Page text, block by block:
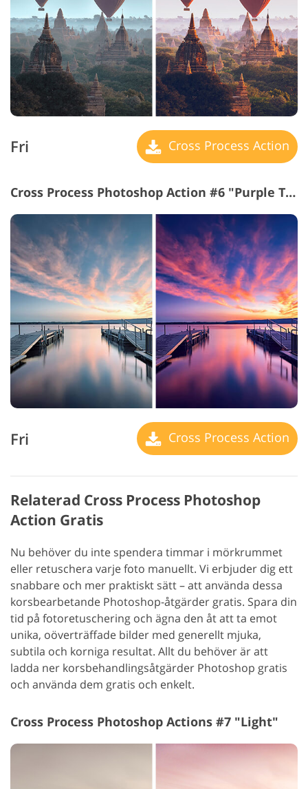
Fri Cross Process Action
Cross Process Photoshop Action #6 "Purple Tone"
Fri Cross Process Action
Relaterad Cross Process Photoshop
Action Gratis
Nu behöver du inte spendera timmar i mörkrummet
eller retuschera varje foto manuellt. Vi erbjuder dig ett
snabbare och mer praktiskt sätt – att använda dessa
korsbearbetande Photoshop-åtgärder gratis. Spara din
tid på fotoretuschering och ägna den åt att ta emot
unika, oöverträffade bilder med generellt mjuka,
subtila och korniga resultat. Allt du behöver är att
ladda ner korsbehandlingsåtgärder Photoshop gratis
och använda dem gratis och enkelt.
Cross Process Photoshop Actions #7 "Light"